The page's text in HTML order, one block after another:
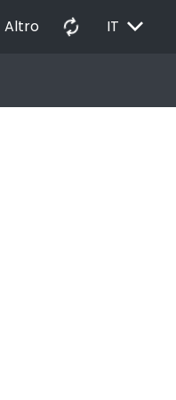
Altro autorenew IT EXPAND_MORE